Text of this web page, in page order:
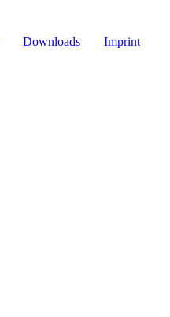
Downloads Imprint